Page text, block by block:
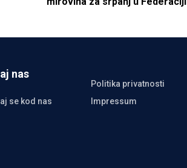
nas
Politika privatnosti
se kod nas
Impressum